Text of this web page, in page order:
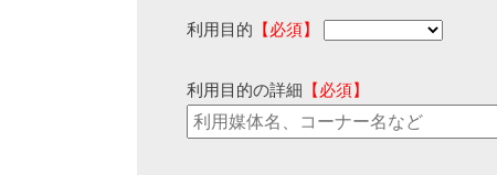
利用目的 【必須】
利用目的の詳細 【必須】